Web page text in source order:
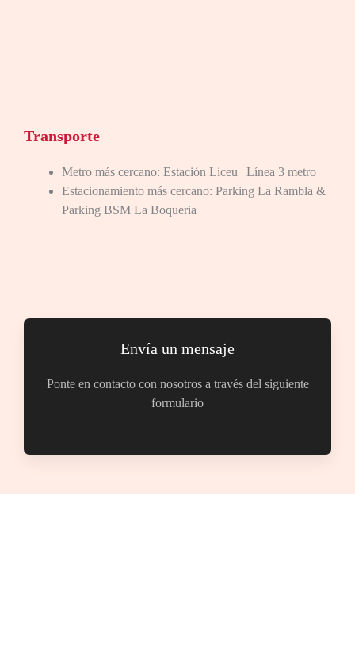
Transporte
Metro más cercano: Estación Liceu | Línea 3 metro
Estacionamiento más cercano: Parking La Rambla &
Parking BSM La Boqueria
Envía un mensaje
Ponte en contacto con nosotros a través del siguiente
formulario